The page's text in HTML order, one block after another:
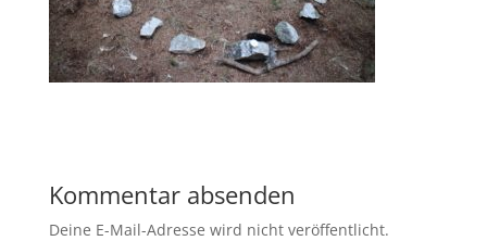
Kommentar absenden
Deine E-Mail-Adresse wird nicht veröffentlicht.